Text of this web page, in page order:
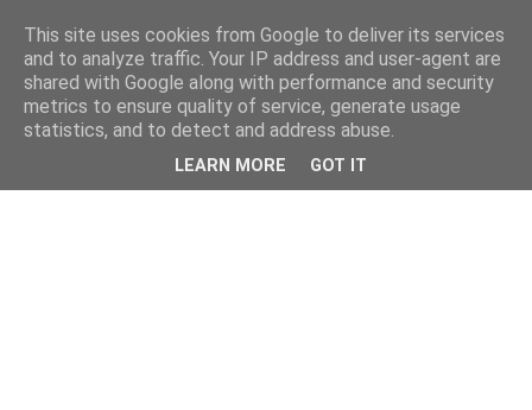
This site uses cookies from Google to deliver its services
and to analyze traffic. Your IP address and user-agent are
shared with Google along with performance and security
metrics to ensure quality of service, generate usage
statistics, and to detect and address abuse.
LEARN MORE GOT IT